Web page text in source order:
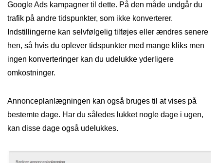
Google Ads kampagner til dette. På den måde undgår du
trafik på andre tidspunkter, som ikke konverterer.
Indstillingerne kan selvfølgelig tilføjes eller ændres senere
hen, så hvis du oplever tidspunkter med mange kliks men
ingen konverteringer kan du udelukke yderligere
omkostninger.
Annonceplanlægningen kan også bruges til at vises på
bestemte dage. Har du således lukket nogle dage i ugen,
kan disse dage også udelukkes.